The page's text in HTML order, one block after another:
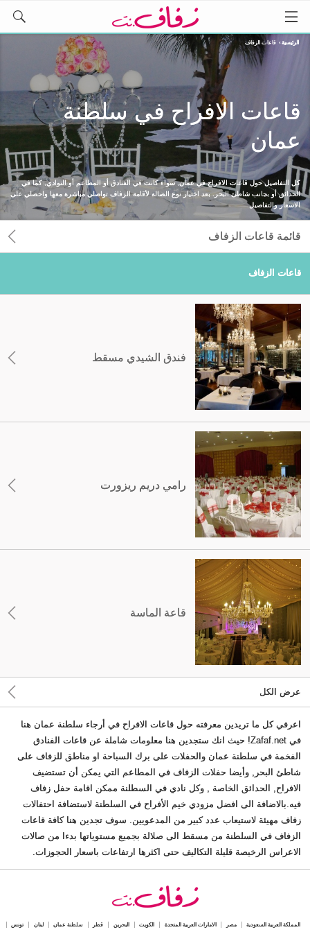
الرئيسية › قاعات الزفاف
قاعات الافراح في سلطنة
عمان
كل التفاصيل حول قاعات الافراح في عمان, سواء كانت في الفنادق أو المطاعم أو النوادي, كما في
الحدائق أو بجانب شاطئ البحر. بعد اختيار نوع الصالة لأقامة الزفاف تواصلي مباشرة معها واحصلي على
الاسعار والتفاصيل.
قائمة قاعات الزفاف
قاعات الزفاف
فندق الشيدي مسقط
رامي دريم ريزورت
قاعة الماسة
عرض الكل
اعرفي كل ما تريدين معرفته حول قاعات الافراح في أرجاء سلطنة عمان هنا
في Zafaf.net! حيث انك ستجدين هنا معلومات شاملة عن قاعات الفنادق
الفخمة في سلطنة عمان والحفلات على برك السباحة او مناطق للزفاف على
شاطئ البحر, وأيضا حفلات الزفاف في المطاعم التي يمكن أن تستضيف
الافراح, الحدائق الخاصة , وكل نادي في السطلنة ممكن اقامة حفل زفاف
فيه.بالاضافة الى افضل مزودي خيم الأفراح في السلطنة لاستضافة احتفالات
زفاف مهيئة لاستيعاب عدد كبير من المدعويين. سوف تجدين هنا كافة قاعات
الزفاف في السلطنة من مسقط الى صلالة بجميع مستوياتها بدءا من صالات
الاعراس الرخيصة قليلة التكاليف حتى اكثرها ارتفاعات باسعار الحجوزات.
المملكة العربية السعودية مصر الامارات العربية المتحدة الكويت البحرين قطر سلطنة عمان لبنان تونس